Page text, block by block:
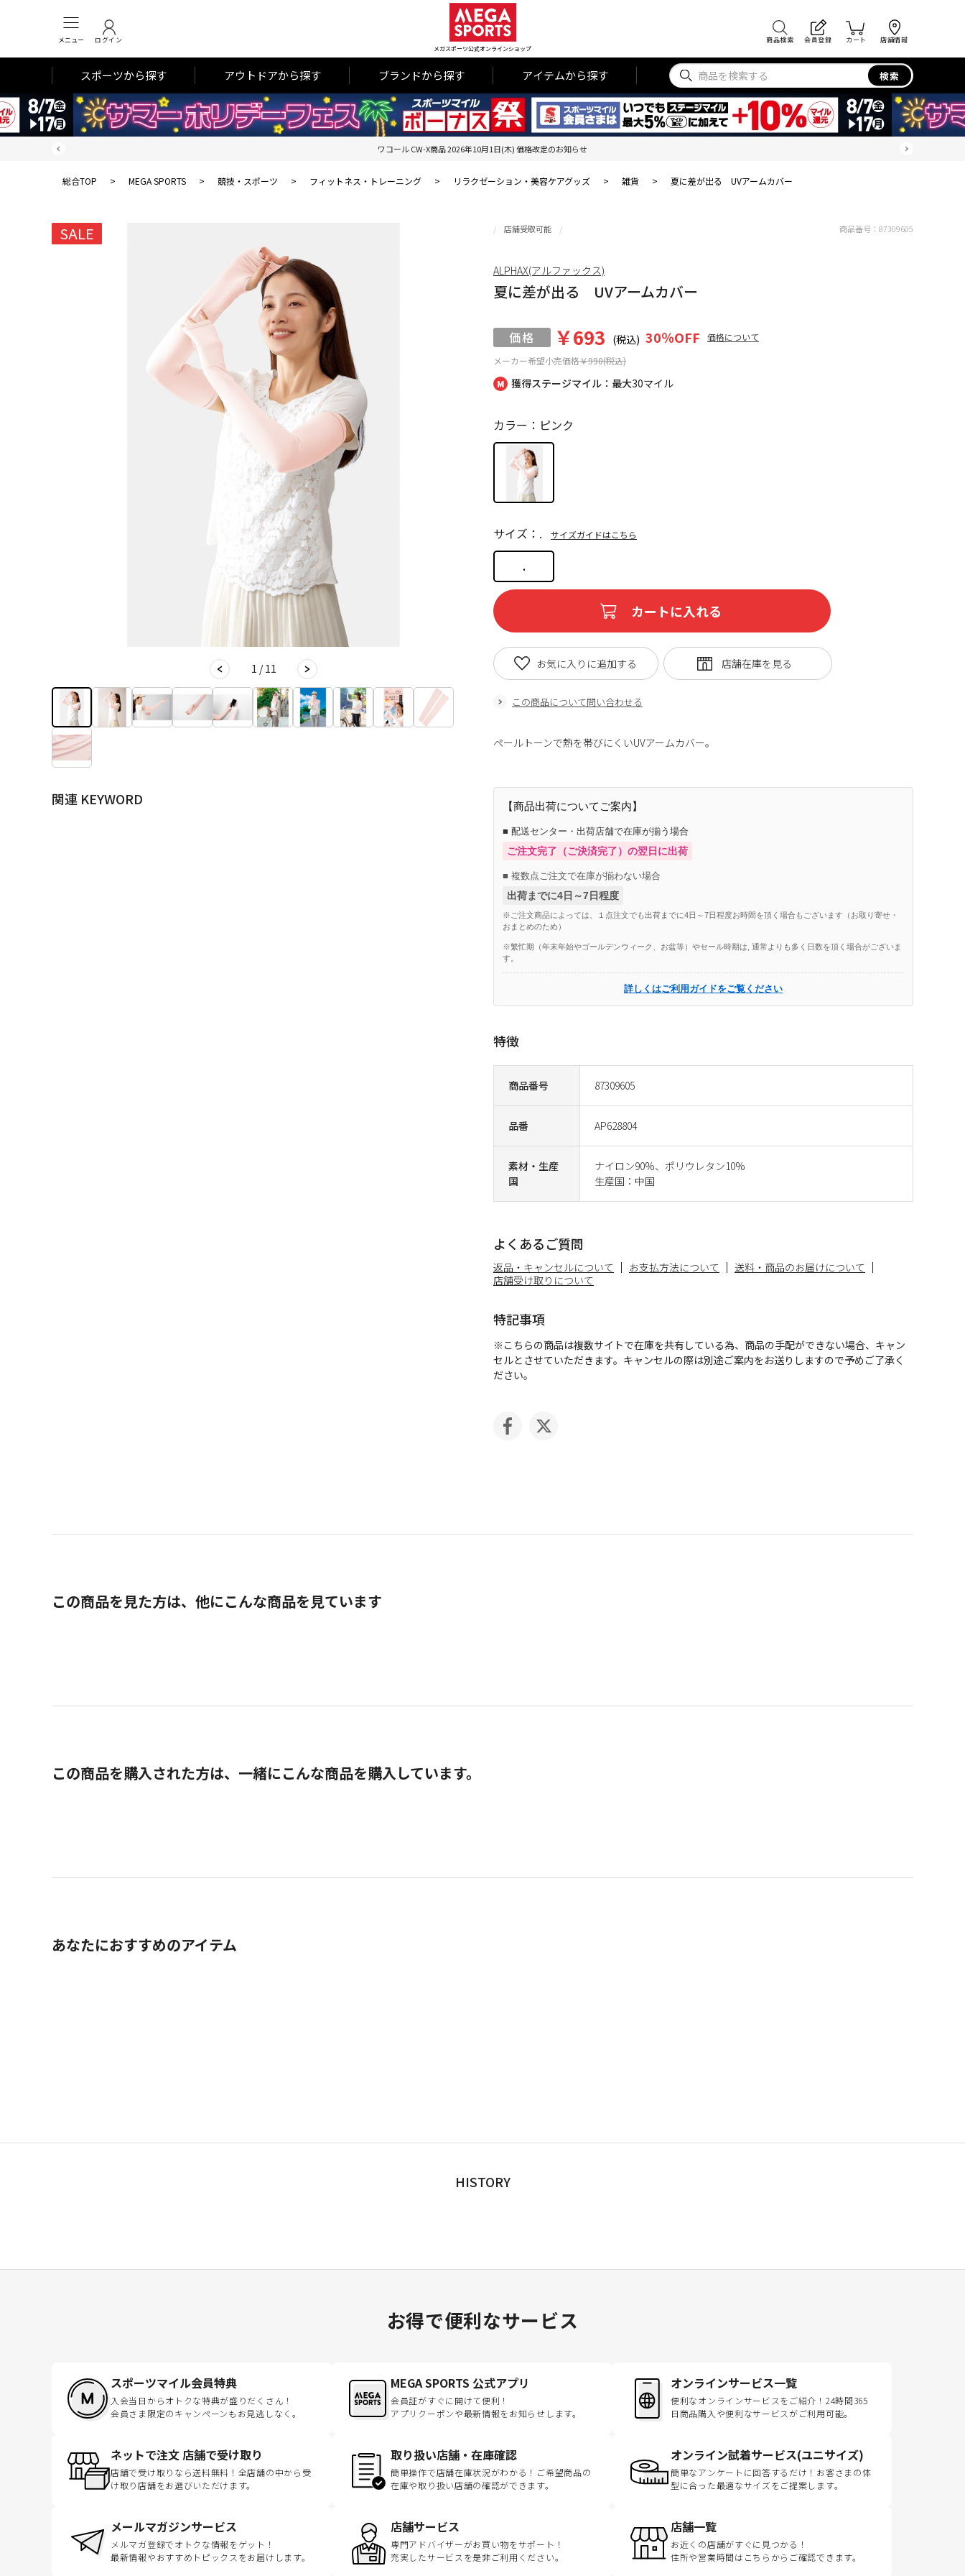
メニュー ログイン
メガスポーツ公式オンラインショップ
商品検索 会員登録 カート 店舗情報
スポーツから探す アウトドアから探す ブランドから探す アイテムから探す 検索
ワコール CW-X商品 2026年10月1日(木) 価格改定のお知らせ
総合TOP > MEGA SPORTS > 競技・スポーツ > フィットネス・トレーニング > リラクゼーション・美容ケアグッズ > 雑貨 > 夏に差が出る UVアームカバー
SALE
1 / 11
関連 KEYWORD
獲得ステージマイル：最大30マイル
店舗受取可能
夏に差が出る UVアームカバー
メーカー希望小売価格￥990(税込)
￥693 (税込) 30％OFF 価格について
商品番号 87309605
品番 AP628804
素材・生産
国
ナイロン90%、ポリウレタン10%
生産国：中国
カラー：ピンク
.
サイズ：. サイズガイドはこちら
カートに入れる
この商品について問い合わせる
お気に入りに追加する
商品番号： 87309605
ALPHAX(アルファックス)
ペールトーンで熱を帯びにくいUVアームカバー。
【商品出荷についてご案内】
■ 配送センター・出荷店舗で在庫が揃う場合
ご注文完了（ご決済完了）の翌日に出荷
■ 複数点ご注文で在庫が揃わない場合
出荷までに4日～7日程度
※ご注文商品によっては、１点注文でも出荷までに4日～7日程度お時間を頂く場合もございます（お取り寄せ・
おまとめのため）
※繁忙期（年末年始やゴールデンウィーク、お盆等）やセール時期は, 通常よりも多く日数を頂く場合がございま
す。
詳しくはご利用ガイドをご覧ください
特徴
よくあるご質問
返品・キャンセルについて お支払方法について
送料・商品のお届けについて
店舗受け取りについて
特記事項
※こちらの商品は複数サイトで在庫を共有している為、商品の手配ができない場合、キャン
セルとさせていただきます。キャンセルの際は別途ご案内をお送りしますので予めご了承く
ださい。
この商品を見た方は、他にこんな商品を見ています
この商品を購入された方は、一緒にこんな商品を購入しています。
あなたにおすすめのアイテム
HISTORY
お得で便利なサービス
スポーツマイル会員特典
入会当日からオトクな特典が盛りだくさん！
会員さま限定のキャンペーンもお見逃しなく。
MEGA SPORTS 公式アプリ
会員証がすぐに開けて便利！
アプリクーポンや最新情報をお知らせします。
オンラインサービス一覧
便利なオンラインサービスをご紹介！24時間365
日商品購入や便利なサービスがご利用可能。
ネットで注文 店舗で受け取り
店舗で受け取りなら送料無料！全店舗の中から受
け取り店舗をお選びいただけます。
取り扱い店舗・在庫確認
簡単操作で店舗在庫状況がわかる！ご希望商品の
在庫や取り扱い店舗の確認ができます。
オンライン試着サービス(ユニサイズ)
簡単なアンケートに回答するだけ！お客さまの体
型に合った最適なサイズをご提案します。
メールマガジンサービス
メルマガ登録でオトクな情報をゲット！
最新情報やおすすめトピックスをお届けします。
店舗サービス
専門アドバイザーがお買い物をサポート！
充実したサービスを是非ご利用ください。
店舗一覧
お近くの店舗がすぐに見つかる！
住所や営業時間はこちらからご確認できます。